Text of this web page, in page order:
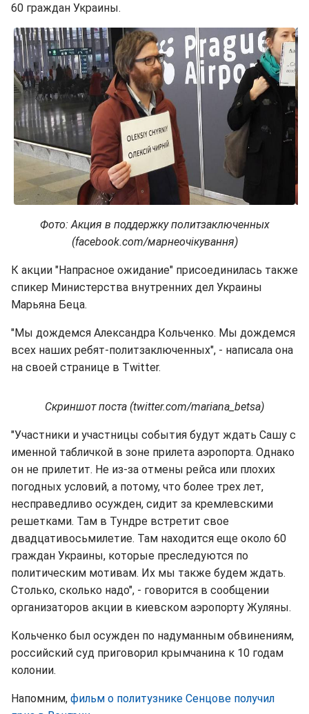
60 граждан Украины.
Фото: Акция в поддержку политзаключенных
(facebook.com/марнеочікування)
К акции "Напрасное ожидание" присоединилась также
спикер Министерства внутренних дел Украины
Марьяна Беца.
"Мы дождемся Александра Кольченко. Мы дождемся
всех наших ребят-политзаключенных", - написала она
на своей странице в Twitter.
Скриншот поста (twitter.com/mariana_betsa)
"Участники и участницы события будут ждать Сашу с
именной табличкой в зоне прилета аэропорта. Однако
он не прилетит. Не из-за отмены рейса или плохих
погодных условий, а потому, что более трех лет,
несправедливо осужден, сидит за кремлевскими
решетками. Там в Тундре встретит свое
двадцативосьмилетие. Там находится еще около 60
граждан Украины, которые преследуются по
политическим мотивам. Их мы также будем ждать.
Столько, сколько надо", - говорится в сообщении
организаторов акции в киевском аэропорту Жуляны.
Кольченко был осужден по надуманным обвинениям,
российский суд приговорил крымчанина к 10 годам
колонии.
Напомним, фильм о политузнике Сенцове получил